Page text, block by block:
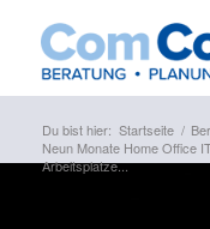
Du bist hier: Startseite /
Neun Monate Home Office
Arbeitsplatze...